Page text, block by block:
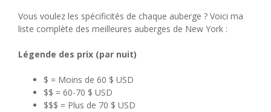
Vous voulez les spécificités de chaque auberge ? Voici ma
liste complète des meilleures auberges de New York :
Légende des prix (par nuit)
$ = Moins de 60 $ USD
$$ = 60-70 $ USD
$$$ = Plus de 70 $ USD